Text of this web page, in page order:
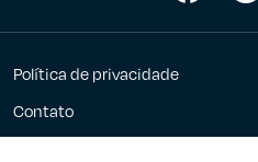
Política de privacidade
Contato